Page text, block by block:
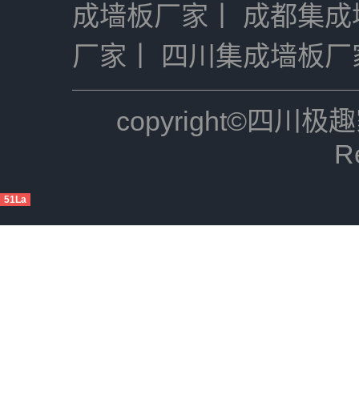
成墙板厂家
成都集
厂家
四川集成墙板厂
copyright©四川极
51La